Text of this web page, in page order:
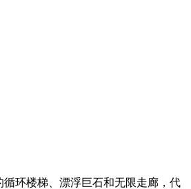
环楼梯、漂浮巨石和无限走廊，代